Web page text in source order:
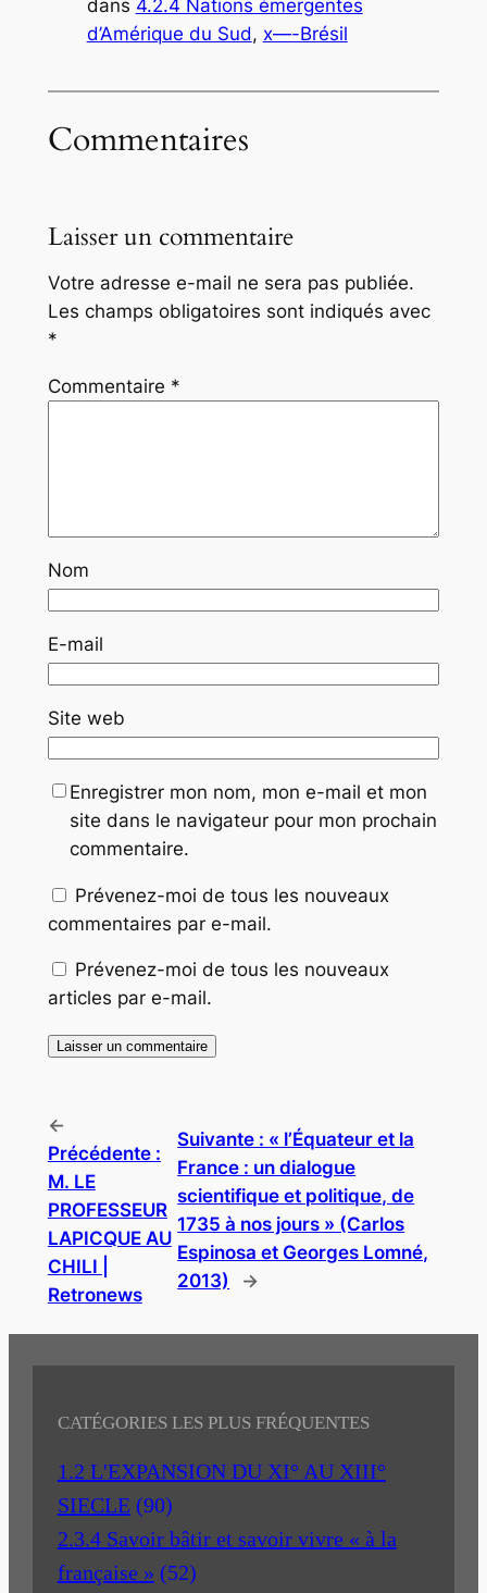
dans 4.2.4 Nations émergentes
d’Amérique du Sud, x—-Brésil
Commentaires
Laisser un commentaire
Votre adresse e-mail ne sera pas publiée.
Les champs obligatoires sont indiqués avec
*
Commentaire *
Nom
E-mail
Site web
Enregistrer mon nom, mon e-mail et mon
site dans le navigateur pour mon prochain
commentaire.
Prévenez-moi de tous les nouveaux
commentaires par e-mail.
Prévenez-moi de tous les nouveaux
articles par e-mail.
←
Précédente :
M. LE
PROFESSEUR
LAPICQUE AU
CHILI |
Retronews
Suivante : « l’Équateur et la
France : un dialogue
scientifique et politique, de
1735 à nos jours » (Carlos
Espinosa et Georges Lomné,
2013)
→
CATÉGORIES LES PLUS FRÉQUENTES
1.2 L'EXPANSION DU XI° AU XIII°
SIECLE (90)
2.3.4 Savoir bâtir et savoir vivre « à la
française » (52)